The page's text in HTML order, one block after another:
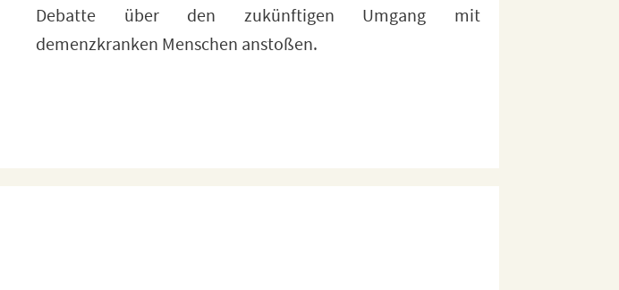
demenzkranken Menschen anstoßen.